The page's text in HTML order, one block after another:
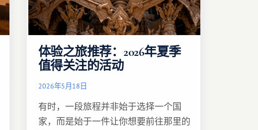
体验之旅推荐：2026年夏季
值得关注的活动
2026年5月18日
有时，一段旅程并非始于选择一个国
家，而是始于一件让你想要前往那里的